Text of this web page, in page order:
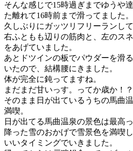
そんな感じで15時過ぎまでゆうや
た離れて16時前まで滑ってました。
久しぶりにガッツリフリーランし
右ふともも辺りの筋肉と、左のス
をあげていました。
あとドツインの板でパウダーを滑
いたので、結構腰にきました。
体が完全に鈍ってますね。
まだまだ甘いっす。ってか歳か！
そのまま日が出ているうちの馬曲
満喫。
日が出てる馬曲温泉の景色は最高っ
降った雪のおかげで雪景色を満喫
いいタイミングでいきました。